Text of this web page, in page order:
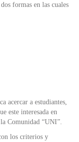
formas en las cuales
acercar a estudiantes,
este interesada en
Comunidad “UNI”.
los criterios y